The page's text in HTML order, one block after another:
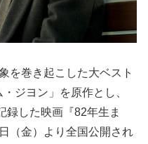
を巻き起こした大ベスト
ジヨン」を原作とし、
録した映画『82年生ま
（金）より全国公開され